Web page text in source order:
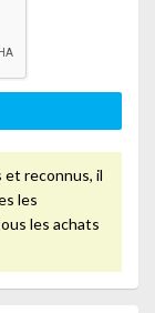
et reconnus, il
les
les achats